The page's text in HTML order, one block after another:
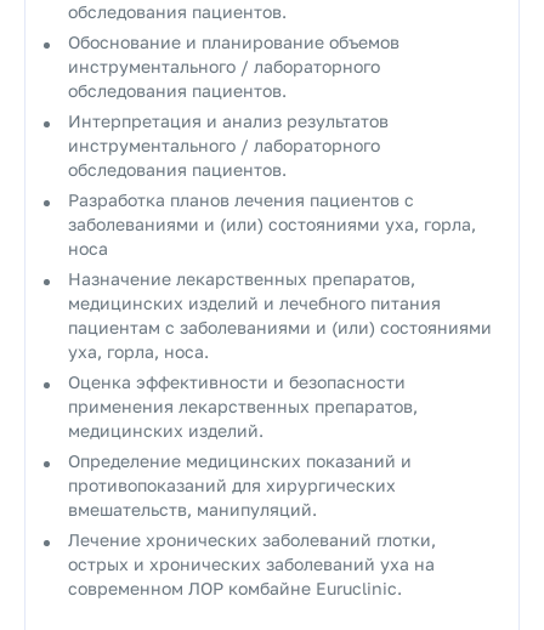
обследования пациентов.
Обоснование и планирование объемов
инструментального / лабораторного
обследования пациентов.
Интерпретация и анализ результатов
инструментального / лабораторного
обследования пациентов.
Разработка планов лечения пациентов с
заболеваниями и (или) состояниями уха, горла,
носа
Назначение лекарственных препаратов,
медицинских изделий и лечебного питания
пациентам с заболеваниями и (или) состояниями
уха, горла, носа.
Оценка эффективности и безопасности
применения лекарственных препаратов,
медицинских изделий.
Определение медицинских показаний и
противопоказаний для хирургических
вмешательств, манипуляций.
Лечение хронических заболеваний глотки,
острых и хронических заболеваний уха на
современном ЛОР комбайне Euruclinic.